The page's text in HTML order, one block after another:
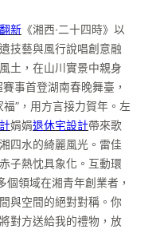
新 《湘西·二十四時》以
技藝與風行說唱創意融
土，在山川實景中親身
事首登湖南春晚舞臺，
”，用方言接力賀年。左
娟娟退休宅設計帶來歌
四水的綺麗風光。雷佳
子熱忱具象化。互動環
個領域在湘青年創業者，
與空間的絕對對稱。你
對方送給我的禮物，放